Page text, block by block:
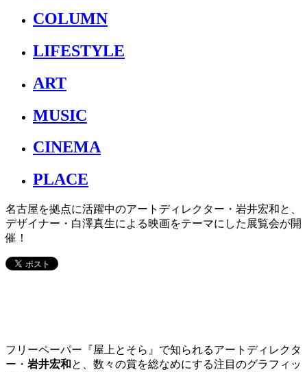
COLUMN
LIFESTYLE
ART
MUSIC
CINEMA
PLACE
名古屋を拠点に活躍中のアートディレクター・岩井宏和と、
デザイナー・白澤真生による映画をテーマにした展覧会が開
催！
フリーペーパー『屋上とそら』で知られるアートディレクタ
ー・ 岩井宏和 と、数々の賞を総なめにする注目のグラフィッ